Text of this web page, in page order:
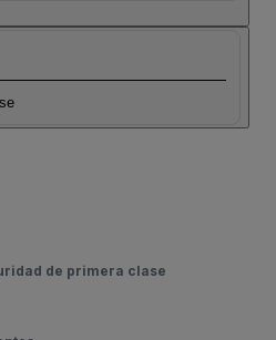
de primera clase